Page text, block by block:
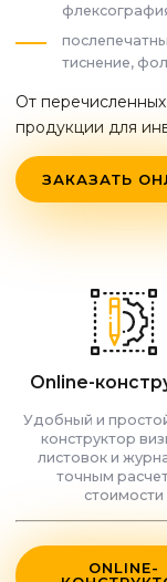
тиснение,
От
продукции для
ЗАКАЗАТЬ
Online-
Удобный и
конструктор
листовок и
точным
стоимости
ONLINE-